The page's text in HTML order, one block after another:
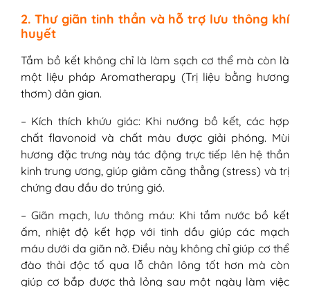
2. Thư giãn tinh thần và hỗ trợ lưu thông khí
huyết
Tắm bồ kết không chỉ là làm sạch cơ thể mà còn là
một liệu pháp Aromatherapy (Trị liệu bằng hương
thơm) dân gian.
– Kích thích khứu giác: Khi nướng bồ kết, các hợp
chất flavonoid và chất màu được giải phóng. Mùi
hương đặc trưng này tác động trực tiếp lên hệ thần
kinh trung ương, giúp giảm căng thẳng (stress) và trị
chứng đau đầu do trúng gió.
– Giãn mạch, lưu thông máu: Khi tắm nước bồ kết
ấm, nhiệt độ kết hợp với tinh dầu giúp các mạch
máu dưới da giãn nở. Điều này không chỉ giúp cơ thể
đào thải độc tố qua lỗ chân lông tốt hơn mà còn
giúp cơ bắp được thả lỏng sau một ngày làm việc